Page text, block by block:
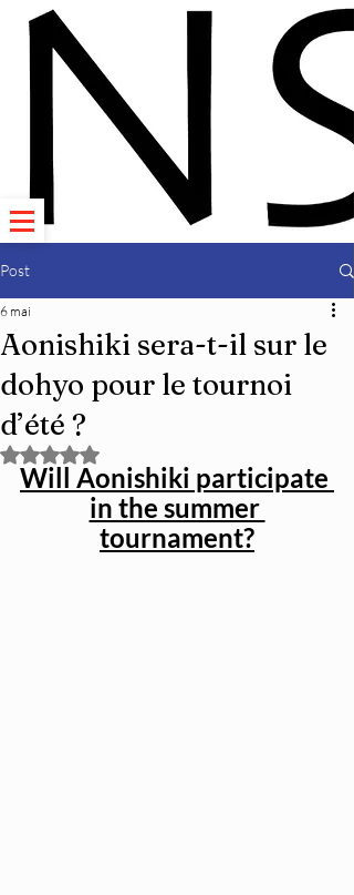
Post
Aonishiki sera-t-il sur le
dohyo pour le tournoi
d’été ?
6 mai
Noté NaN étoiles sur 5.
Will Aonishiki participate
in the summer
tournament?